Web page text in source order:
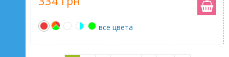
все цвета